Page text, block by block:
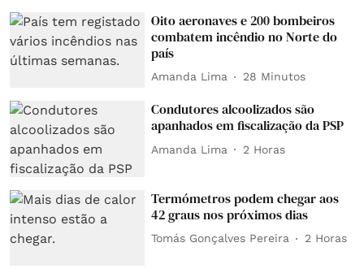
Oito aeronaves e 200 bombeiros
combatem incêndio no Norte do
país
Amanda Lima 28 Minutos
Condutores alcoolizados são
apanhados em fiscalização da PSP
Amanda Lima 2 Horas
Termómetros podem chegar aos
42 graus nos próximos dias
Tomás Gonçalves Pereira 2 Horas